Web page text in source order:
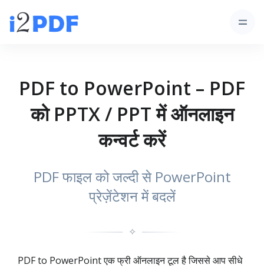
PDF to PowerPoint – PDF
को PPTX / PPT में ऑनलाइन
कन्वर्ट करें
PDF फाइल को जल्दी से PowerPoint
प्रेज़ेंटेशन में बदलें
✧
PDF to PowerPoint एक फ्री ऑनलाइन टूल है जिससे आप सीधे